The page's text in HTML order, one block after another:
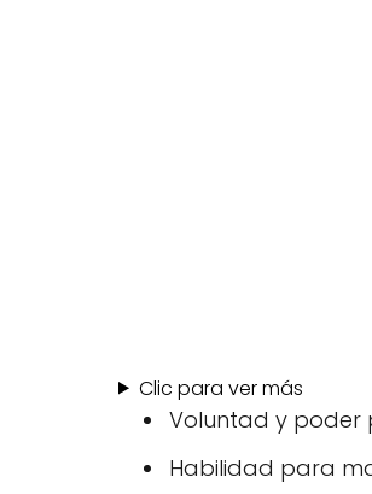
Clic para ver más
Voluntad y poder
Habilidad para